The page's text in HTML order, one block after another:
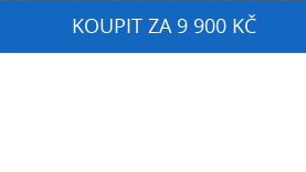
KOUPIT ZA 9 900 KČ